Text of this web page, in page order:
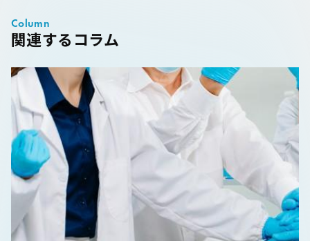
関連するコラム
Column